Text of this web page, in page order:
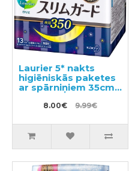
Laurier 5* nakts
higiēniskās paketes
ar spārniņiem 35cm
8.00€ 9.99€